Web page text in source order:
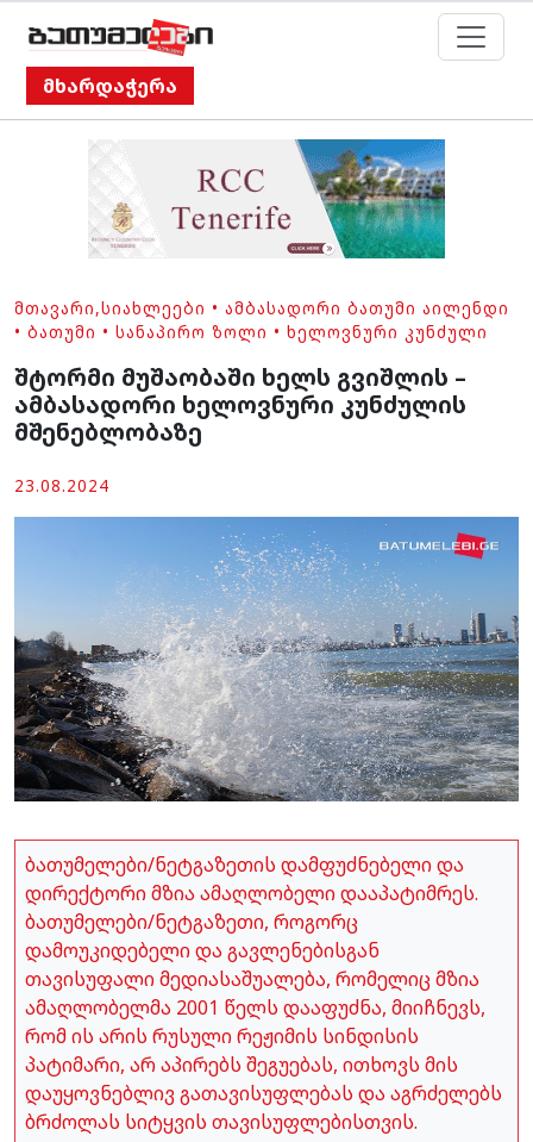
მხარდაჭერა
ᲛᲗᲐᲕᲐᲠᲘ,ᲡᲘᲐᲮᲚᲔᲔᲑᲘ • ᲐᲛᲑᲐᲡᲐᲓᲝᲠᲘ ᲑᲐᲗᲣᲛᲘ ᲐᲘᲚᲔᲜᲓᲘ
• ᲑᲐᲗᲣᲛᲘ • ᲡᲐᲜᲐᲞᲘᲠᲝ ᲖᲝᲚᲘ • ᲮᲔᲚᲝᲕᲜᲣᲠᲘ ᲙᲣᲜᲫᲣᲚᲘ
შტორმი მუშაობაში ხელს გვიშლის –
ამბასადორი ხელოვნური კუნძულის
მშენებლობაზე
23.08.2024
ბათუმელები/ნეტგაზეთის დამფუძნებელი და
დირექტორი მზია ამაღლობელი დააპატიმრეს.
ბათუმელები/ნეტგაზეთი, როგორც
დამოუკიდებელი და გავლენებისგან
თავისუფალი მედიასაშუალება, რომელიც მზია
ამაღლობელმა 2001 წელს დააფუძნა, მიიჩნევს,
რომ ის არის რუსული რეჟიმის სინდისის
პატიმარი, არ აპირებს შეგუებას, ითხოვს მის
დაუყოვნებლივ გათავისუფლებას და აგრძელებს
ბრძოლას სიტყვის თავისუფლებისთვის.